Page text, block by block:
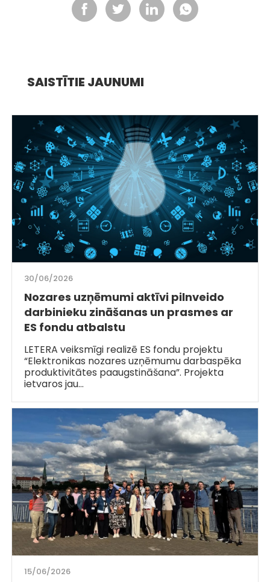
SAISTĪTIE JAUNUMI
30/06/2026
Nozares uzņēmumi aktīvi pilnveido
darbinieku zināšanas un prasmes ar
ES fondu atbalstu
LETERA veiksmīgi realizē ES fondu projektu
“Elektronikas nozares uzņēmumu darbaspēka
produktivitātes paaugstināšana”. Projekta
ietvaros jau…
15/06/2026